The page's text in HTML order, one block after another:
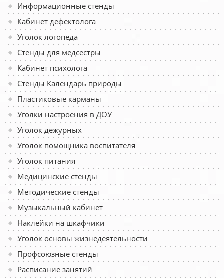
Информационные стенды
Кабинет дефектолога
Уголок логопеда
Стенды для медсестры
Кабинет психолога
Стенды Календарь природы
Пластиковые карманы
Уголки настроения в ДОУ
Уголок дежурных
Уголок помощника воспитателя
Уголок питания
Медицинские стенды
Методические стенды
Музыкальный кабинет
Наклейки на шкафчики
Уголок основы жизнедеятельности
Профсоюзные стенды
Расписание занятий